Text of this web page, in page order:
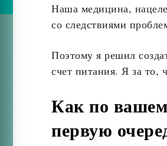
Наша медицина,
со следствиями
Поэтому я решил
счет питания. Я за то,
Как по
первую